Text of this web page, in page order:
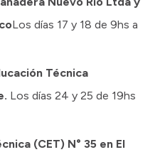
Los días 17 y 18 de 9hs a
Técnica
Los días 24 y 25 de 19hs
(CET) N° 35 en El